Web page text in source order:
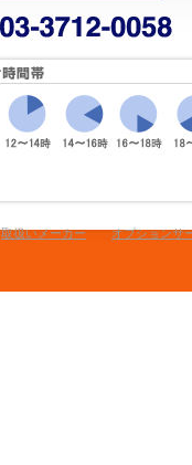
取扱いメーカー オプションサ